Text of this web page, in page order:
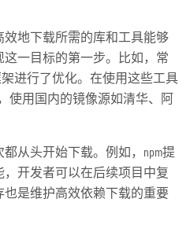
地下载所需的库和工具能够
一目标的第一步。比如，常
架进行了优化。在使用这些工具
使用国内的镜像源如清华、阿
从头开始下载。例如，npm提
开发者可以在后续项目中复
是维护高效依赖下载的重要